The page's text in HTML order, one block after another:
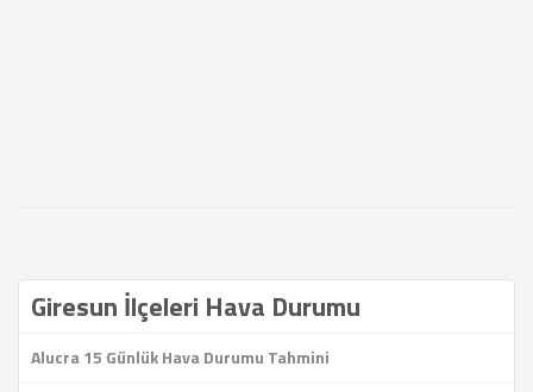
Giresun İlçeleri Hava Durumu
Alucra 15 Günlük Hava Durumu Tahmini